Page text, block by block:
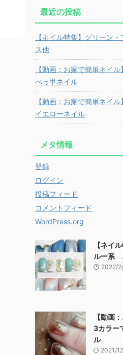
最近の投稿
【ネイル特集】グリーン
ス他
【動画：お家で簡単ネイ
べっ甲ネイル
【動画：お家で簡単ネイ
イエローネイル
メタ情報
登録
ログイン
投稿フィード
コメントフィード
WordPress.org
【ネイ
ルー系
2022/
【動画
3カラー
ル
2021/